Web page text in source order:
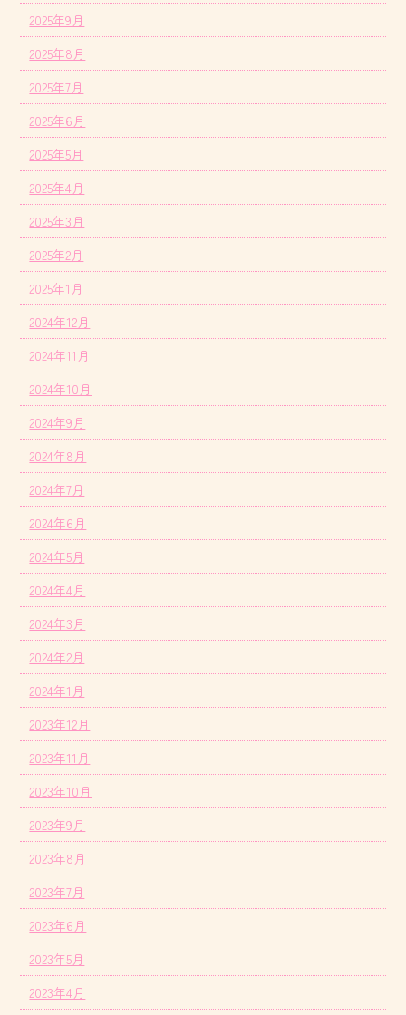
2025年9月
2025年8月
2025年7月
2025年6月
2025年5月
2025年4月
2025年3月
2025年2月
2025年1月
2024年12月
2024年11月
2024年10月
2024年9月
2024年8月
2024年7月
2024年6月
2024年5月
2024年4月
2024年3月
2024年2月
2024年1月
2023年12月
2023年11月
2023年10月
2023年9月
2023年8月
2023年7月
2023年6月
2023年5月
2023年4月